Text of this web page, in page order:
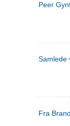
Peer
Samlede
Fra